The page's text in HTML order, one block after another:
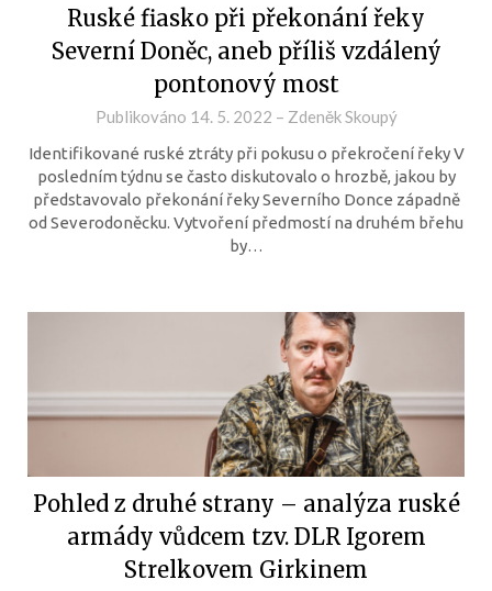
Ruské fiasko při překonání řeky
Severní Doněc, aneb příliš vzdálený
pontonový most
Publikováno 14. 5. 2022 – Zdeněk Skoupý
Identifikované ruské ztráty při pokusu o překročení řeky V
posledním týdnu se často diskutovalo o hrozbě, jakou by
představovalo překonání řeky Severního Donce západně
od Severodoněcku. Vytvoření předmostí na druhém břehu
by…
Pohled z druhé strany – analýza ruské
armády vůdcem tzv. DLR Igorem
Strelkovem Girkinem